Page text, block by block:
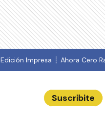
Edición Impresa Ahora Cero
Suscribite